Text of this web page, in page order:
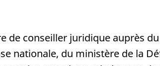
de conseiller juridique auprès
nationale, du ministère de la